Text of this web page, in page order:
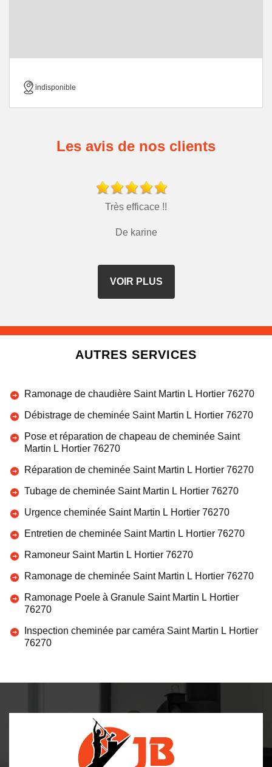
indisponible
Les avis de nos clients
Très efficace !!
De karine
VOIR PLUS
AUTRES SERVICES
Ramonage de chaudière Saint Martin L Hortier 76270
Débistrage de cheminée Saint Martin L Hortier 76270
Pose et réparation de chapeau de cheminée Saint
Martin L Hortier 76270
Réparation de cheminée Saint Martin L Hortier 76270
Tubage de cheminée Saint Martin L Hortier 76270
Urgence cheminée Saint Martin L Hortier 76270
Entretien de cheminée Saint Martin L Hortier 76270
Ramoneur Saint Martin L Hortier 76270
Ramonage de cheminée Saint Martin L Hortier 76270
Ramonage Poele à Granule Saint Martin L Hortier
76270
Inspection cheminée par caméra Saint Martin L Hortier
76270